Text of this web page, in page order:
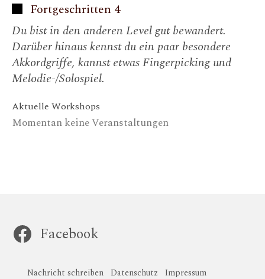
Fortgeschritten 4
Du bist in den anderen Level gut bewandert.
Darüber hinaus kennst du ein paar besondere
Akkordgriffe, kannst etwas Fingerpicking und
Melodie-/Solospiel.
Aktuelle Workshops
Momentan keine Veranstaltungen
Facebook
Nachricht schreiben Datenschutz Impressum